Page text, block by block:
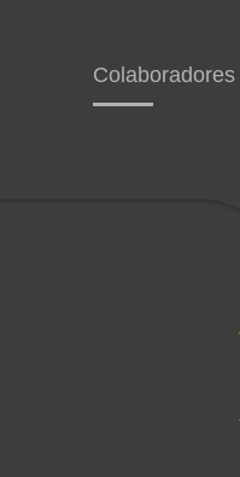
Colaboradores